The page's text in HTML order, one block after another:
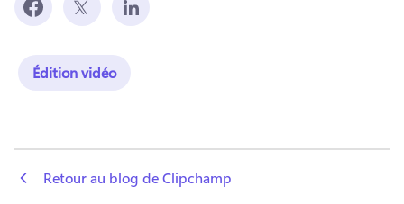
Édition vidéo
Retour au blog de Clipchamp